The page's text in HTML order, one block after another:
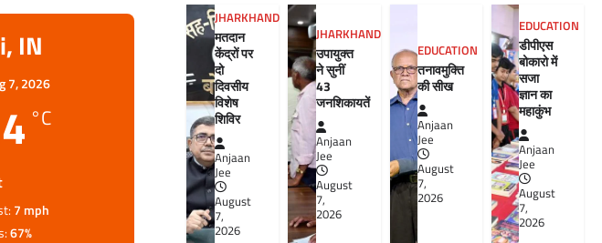
IN
7, 2026
°C
7 mph
67%
JHARKHAND
मतदान
केंद्रों पर
दो
दिवसीय
विशेष
शिविर
Anjaan
Jee
August
7,
2026
JHARKHAND
उपायुक्त
ने सुनीं
43
जनशिकायतें
Anjaan
Jee
August
7,
2026
EDUCATION
तनावमुक्ति
की सीख
Anjaan
Jee
August
7,
2026
EDUCATION
डीपीएस
बोकारो में
सजा
ज्ञान का
महाकुंभ
Anjaan
Jee
August
7,
2026